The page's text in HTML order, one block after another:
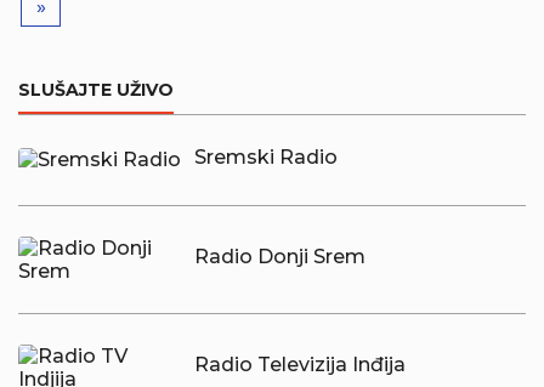
»
SLUŠAJTE UŽIVO
Sremski Radio
Radio Donji Srem
Radio Televizija Inđija